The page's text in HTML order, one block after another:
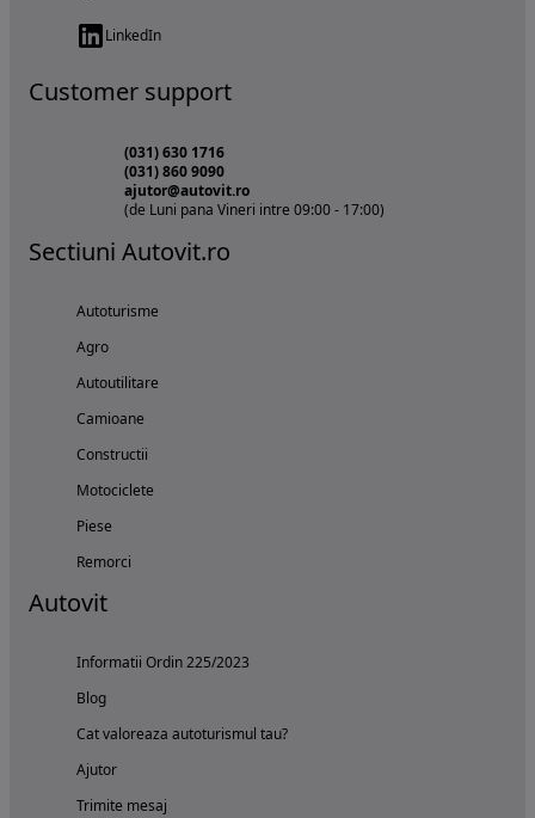
LinkedIn
Customer support
(031) 630 1716
(031) 860 9090
ajutor@autovit.ro
(de Luni pana Vineri intre 09:00 - 17:00)
Sectiuni Autovit.ro
Autoturisme
Agro
Autoutilitare
Camioane
Constructii
Motociclete
Piese
Remorci
Autovit
Informatii Ordin 225/2023
Blog
Cat valoreaza autoturismul tau?
Ajutor
Trimite mesaj